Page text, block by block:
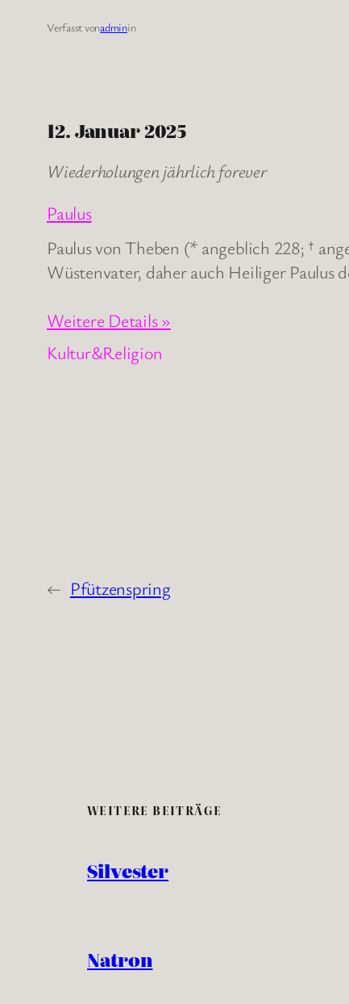
Verfasst vonadminin
12. Januar 2025
Wiederholungen jährlich forever
Paulus
Paulus von Theben (* angeblich 228; †
Wüstenvater, daher auch Heiliger
Weitere Details »
Kultur&Religion
← Pfützenspring
WEITERE BEITRÄGE
Silvester
Natron